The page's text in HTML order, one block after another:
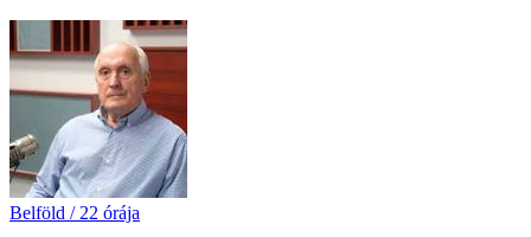
Belföld / 22 órája